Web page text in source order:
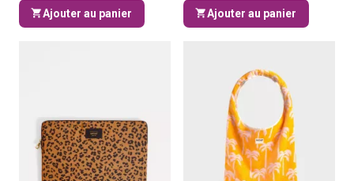
Ajouter au panier Ajouter au panier